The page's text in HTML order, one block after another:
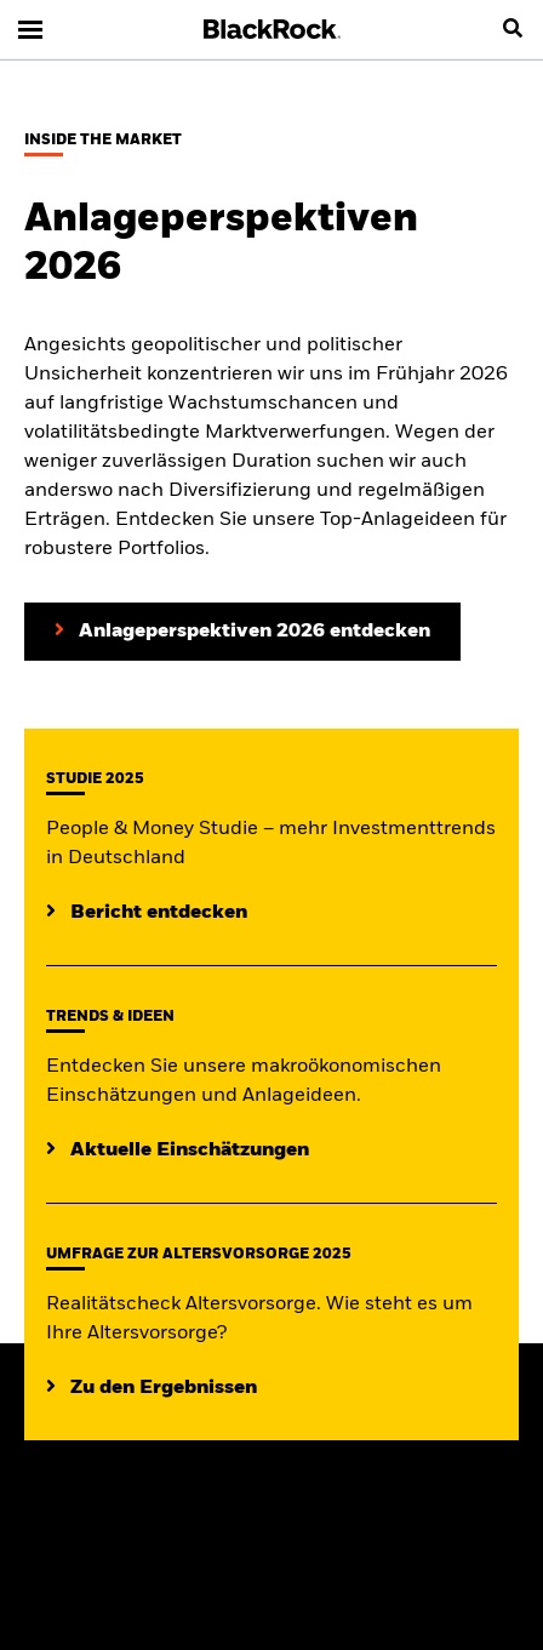
INSIDE THE MARKET
Anlageperspektiven
2026
Angesichts geopolitischer und politischer
Unsicherheit konzentrieren wir uns im Frühjahr 2026
auf langfristige Wachstumschancen und
volatilitätsbedingte Marktverwerfungen. Wegen der
weniger zuverlässigen Duration suchen wir auch
anderswo nach Diversifizierung und regelmäßigen
Erträgen. Entdecken Sie unsere Top-Anlageideen für
robustere Portfolios.
Anlageperspektiven 2026 entdecken
STUDIE 2025
People & Money Studie – mehr Investmenttrends
in Deutschland
Bericht entdecken
TRENDS & IDEEN
Entdecken Sie unsere makroökonomischen
Einschätzungen und Anlageideen.
Aktuelle Einschätzungen
UMFRAGE ZUR ALTERSVORSORGE 2025
Realitätscheck Altersvorsorge. Wie steht es um
Ihre Altersvorsorge?
Zu den Ergebnissen